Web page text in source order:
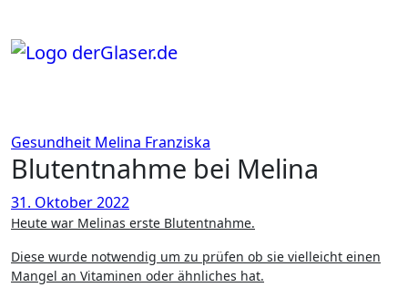
springen
Gesundheit Melina Franziska
Blutentnahme bei Melina
31. Oktober 2022
Heute war Melinas erste Blutentnahme.
Diese wurde notwendig um zu prüfen ob sie vielleicht einen
Mangel an Vitaminen oder ähnliches hat.